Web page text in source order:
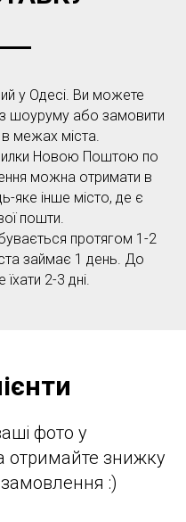
у Одесі. Ви можете
шоуруму або замовити
межах міста.
Новою Поштою по
можна отримати в
яке інше місто, де є
пошти.
протягом 1-2
займає 1 день. До
2-3 дні.
фото у
отримайте знижку
:)